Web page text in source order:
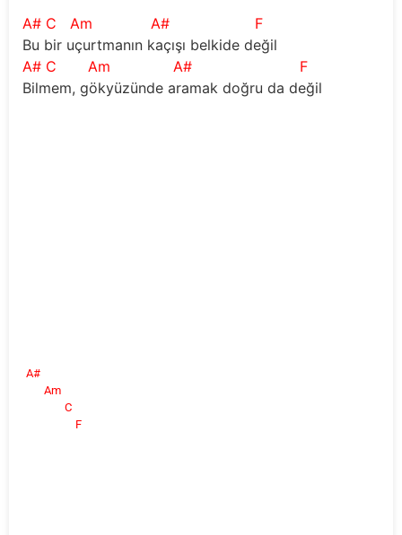
A# C Am A#
F
Bu bir uçurtmanın kaçışı belkide değil
A# C Am A#
F
Bilmem, gökyüzünde aramak doğru da değil
A#
Am
C
F